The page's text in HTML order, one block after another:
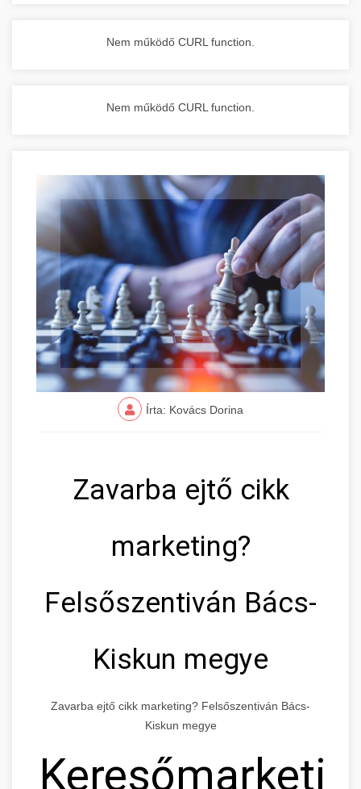
Nem működő CURL function.
Nem működő CURL function.
Írta: Kovács Dorina
Zavarba ejtő cikk
marketing?
Felsőszentiván Bács-
Kiskun megye
Zavarba ejtő cikk marketing? Felsőszentiván Bács-
Kiskun megye